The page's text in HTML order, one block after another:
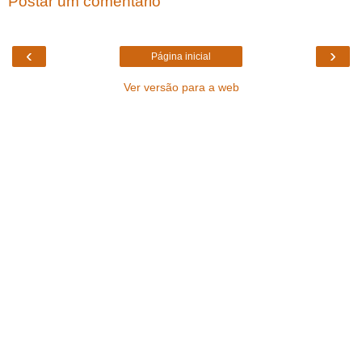
‹ ›
Página inicial
Ver versão para a web